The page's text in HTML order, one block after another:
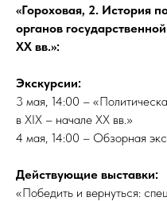
«Гороховая, 2. История
органов
XX вв.»:
Экскурсии:
3 мая, 14:00 –
в XIX – начале XX вв.»
4 мая, 14:00 – Обзорная
Действующие выставки:
«Победить и вернуться: